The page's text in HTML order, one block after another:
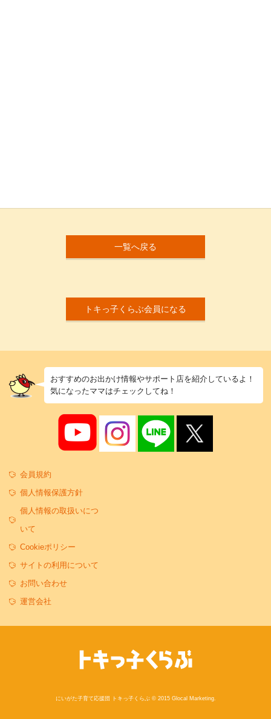
一覧へ戻る
トキっ子くらぶ会員になる
おすすめのお出かけ情報やサポート店を紹介しているよ！
気になったママはチェックしてね！
会員規約
個人情報保護方針
個人情報の取扱いにつ
いて
Cookieポリシー
サイトの利用について
お問い合わせ
運営会社
にいがた子育て応援団 トキっ子くらぶ © 2015 Glocal Marketing.